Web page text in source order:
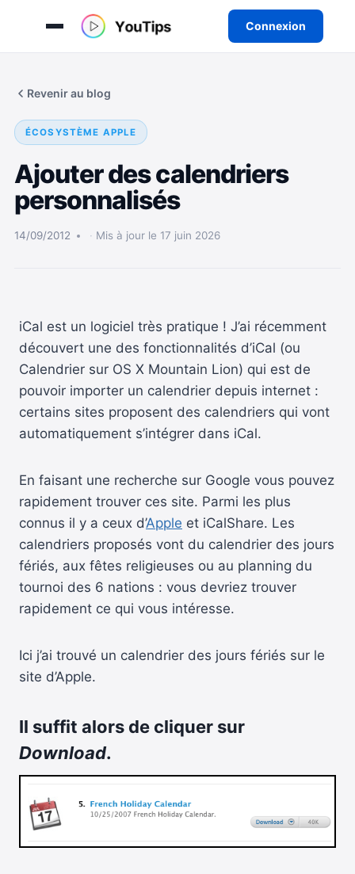
Connexion
Revenir au blog
ÉCOSYSTÈME APPLE
Ajouter des calendriers
personnalisés
14/09/2012 Mis à jour le 17 juin 2026
iCal est un logiciel très pratique ! J’ai récemment
découvert une des fonctionnalités d’iCal (ou
Calendrier sur OS X Mountain Lion) qui est de
pouvoir importer un calendrier depuis internet :
certains sites proposent des calendriers qui vont
automatiquement s’intégrer dans iCal.
En faisant une recherche sur Google vous pouvez
rapidement trouver ces site. Parmi les plus
connus il y a ceux d’Apple et iCalShare. Les
calendriers proposés vont du calendrier des jours
fériés, aux fêtes religieuses ou au planning du
tournoi des 6 nations : vous devriez trouver
rapidement ce qui vous intéresse.
Ici j’ai trouvé un calendrier des jours fériés sur le
site d’Apple.
Il suffit alors de cliquer sur
Download.